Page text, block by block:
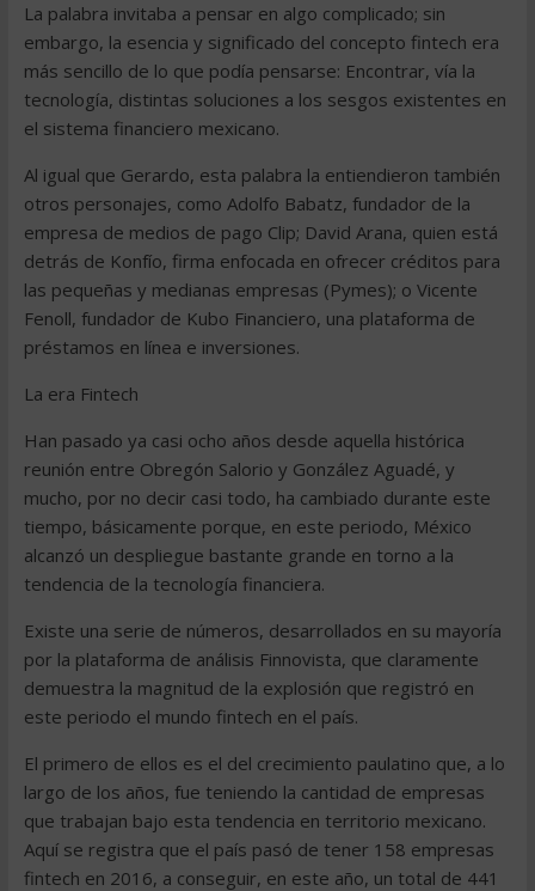
La palabra invitaba a pensar en algo complicado; sin
embargo, la esencia y significado del concepto fintech era
más sencillo de lo que podía pensarse: Encontrar, vía la
tecnología, distintas soluciones a los sesgos existentes en
el sistema financiero mexicano.
Al igual que Gerardo, esta palabra la entiendieron también
otros personajes, como Adolfo Babatz, fundador de la
empresa de medios de pago Clip; David Arana, quien está
detrás de Konfío, firma enfocada en ofrecer créditos para
las pequeñas y medianas empresas (Pymes); o Vicente
Fenoll, fundador de Kubo Financiero, una plataforma de
préstamos en línea e inversiones.
La era Fintech
Han pasado ya casi ocho años desde aquella histórica
reunión entre Obregón Salorio y González Aguadé, y
mucho, por no decir casi todo, ha cambiado durante este
tiempo, básicamente porque, en este periodo, México
alcanzó un despliegue bastante grande en torno a la
tendencia de la tecnología financiera.
Existe una serie de números, desarrollados en su mayoría
por la plataforma de análisis Finnovista, que claramente
demuestra la magnitud de la explosión que registró en
este periodo el mundo fintech en el país.
El primero de ellos es el del crecimiento paulatino que, a lo
largo de los años, fue teniendo la cantidad de empresas
que trabajan bajo esta tendencia en territorio mexicano.
Aquí se registra que el país pasó de tener 158 empresas
fintech en 2016, a conseguir, en este año, un total de 441